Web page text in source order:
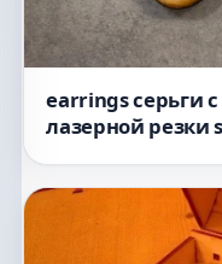
earrings серьги
лазерной резки